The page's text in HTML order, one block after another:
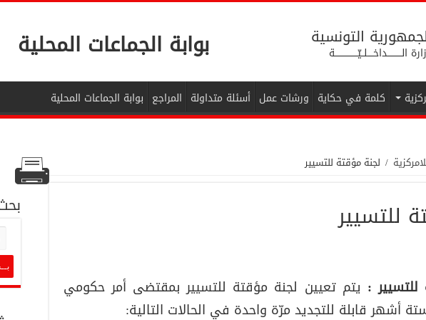
التونسية
الــــــــــداخــــلــيّــــــــــــــــة بوابة الجماعات المحلية
كلمة في حكاية ورشات عمل أسئلة متداولة المراجع بوابة الجماعات المحلية
/ لجنة مؤقتة للتسيير
للتسيير
للتسيير : يتم تعيين لجنة مؤقتة للتسيير بمقتضى أمر حكومي
أشهر قابلة للتجديد مرّة واحدة في الحالات التالية: